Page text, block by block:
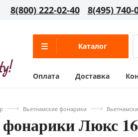
8(800) 222-02-40 8(495) 740-
Каталог
Оплата Доставка
Вьетнамские фонарики
фонарики Люкс